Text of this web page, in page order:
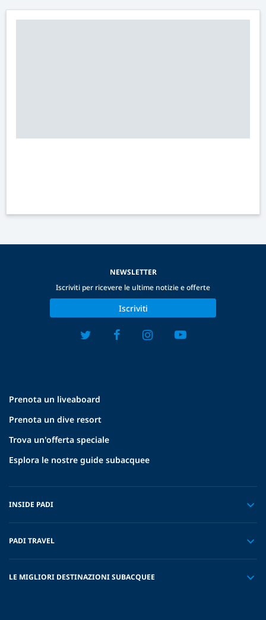
Prenota un liveaboard
Prenota un dive resort
Trova un'offerta speciale
Esplora le nostre guide subacquee
INSIDE PADI
PADI TRAVEL
LE MIGLIORI DESTINAZIONI SUBACQUEE
NEWSLETTER
Iscriviti per ricevere le ultime notizie e offerte
Iscriviti